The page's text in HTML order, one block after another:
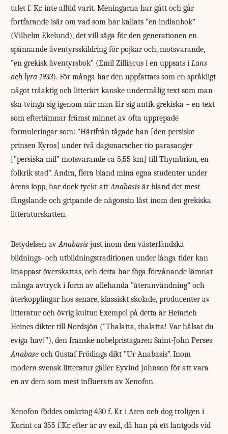
talet f. Kr. inte alltid varit. Meningarna har gått och går
fortfarande isär om vad som har kallats ”en indianbok”
(Vilhelm Ekelund), det vill säga för den generationen en
spännande äventyrsskildring för pojkar och, motsvarande,
”en grekisk äventyrsbok” (Emil Zilliacus i en uppsats iLans
och lyra 1933). För många har den uppfattats som en språkligt
något träaktig och litterärt kanske undermålig text som man
ska tvinga sig igenom när man lär sig antik grekiska – en text
som efterlämnar främst minnet av ofta upprepade
formuleringar som: ”Härifrån tågade han [den persiske
prinsen Kyros] under två dagsmarscher tio parasanger
[”persiska mil” motsvarande ca 5,55 km] till Thymbrion, en
folkrik stad”. Andra, flera bland mina egna studenter under
årens lopp, har dock tyckt attAnabasis är bland det mest
fängslande och gripande de någonsin läst inom den grekiska
litteraturskatten.
Betydelsen avAnabasis just inom den västerländska
bildnings- och utbildningstraditionen under långa tider kan
knappast överskattas, och detta har föga förvånande lämnat
många avtryck i form av allehanda ”återanvändning” och
återkopplingar hos senare, klassiskt skolade, producenter av
litteratur och övrig kultur. Exempel på detta är Heinrich
Heines dikter till Nordsjön (”Thalatta, thalatta! Var hälsat du
eviga hav!”), den franske nobelpristagaren Saint-John Perses
Anabase och Gustaf Frödings dikt ”Ur Anabasis”. Inom
modern svensk litteratur gäller Eyvind Johnson för att vara
en av dem som mest influerats av Xenofon.
Xenofon föddes omkring 430 f. Kr. i Aten och dog troligen i
Korint ca 355 f.Kr. efter år av exil, då han på ett lantgods vid